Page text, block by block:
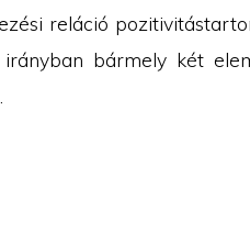
reláció
bármely két